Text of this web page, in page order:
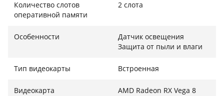
объемом 512 ГБ операционная система Windows 11
Home загружается за считанные секунды.
расширяет границы использования устройства: от
базового редактирования фотографий и легкого
монтажа видео до казуального гейминга. Вы
получаете плавную визуализацию и быструю
обработку медиафайлов без необходимости
Количество слотов
оперативной памяти
2 слота
Особенности
Датчик освещения
Защита от пыли и влаги
Тип видеокарты Встроенная
Видеокарта AMD Radeon RX Vega 8